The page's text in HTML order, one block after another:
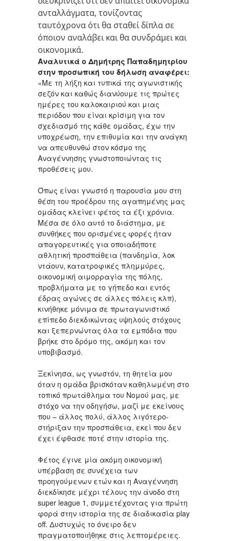
ανταλλάγματα, τονίζοντας
ταυτόχρονα ότι θα σταθεί δίπλα σε
όποιον αναλάβει και θα συνδράμει και
οικονομικά.
Αναλυτικά ο Δημήτρης Παπαδημητρίου
στην προσωπική του δήλωση αναφέρει:
«Με τη λήξη και τυπικά της αγωνιστικής
σεζόν και καθώς διανύουμε τις πρώτες
ημέρες του καλοκαιριού και μιας
περιόδου που είναι κρίσιμη για τον
σχεδιασμό της κάθε ομάδας, έχω την
υποχρέωση, την επιθυμία και την ανάγκη
να απευθυνθώ στον κόσμο της
Αναγέννησης γνωστοποιώντας τις
προθέσεις μου.
Όπως είναι γνωστό η παρουσία μου στη
θέση του προέδρου της αγαπημένης μας
ομάδας κλείνει φέτος τα έξι χρόνια.
Μέσα σε όλο αυτό το διάστημα, με
συνθήκες που ορισμένες φορές ήταν
απαγορευτικές για οποιαδήποτε
αθλητική προσπάθεια (πανδημία, λοκ
ντάουν, κατατροφικές πλημμύρες,
οικονομική αιμορραγία της πόλης,
προβλήματα με το γήπεδο και εντός
έδρας αγώνες σε άλλες πόλεις κλπ),
κινήθηκε μόνιμα σε πρωταγωνιστικό
επίπεδο διεκδικώντας υψηλούς στόχους
και ξεπερνώντας όλα τα εμπόδια που
βρήκε στο δρόμο της, ακόμη και τον
υποβιβασμό.
Ξεκίνησα, ως γνωστόν, τη θητεία μου
όταν η ομάδα βρισκόταν καθηλωμένη στο
τοπικό πρωτάθλημα του Νομού μας, με
στόχο να την οδηγήσω, μαζί με εκείνους
που – άλλος πολύ, άλλος λιγότερο-
στήριξαν την προσπάθεια, εκεί που δεν
έχει έφθασε ποτέ στην ιστορία της.
Φέτος έγινε μία ακόμη οικονομική
υπέρβαση σε συνέχεια των
προηγούμενων ετών και η Αναγέννηση
διεκδίκησε μέχρι τέλους την άνοδο στη
super league 1, συμμετέχοντας για πρώτη
φορά στην ιστορία της σε διαδικασία play
off. Δυστυχώς το όνειρο δεν
πραγματοποιήθηκε στις λεπτομέρειες.